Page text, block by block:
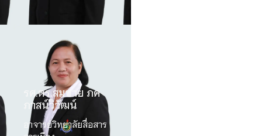
รศ.ตร.สมชาย ภค
ภาสน์วิวัฒน์
อาจารย์วิทยาลัยสื่อสาร